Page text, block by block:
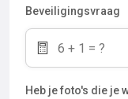
Beveiligingsvraag
Heb je foto's die je